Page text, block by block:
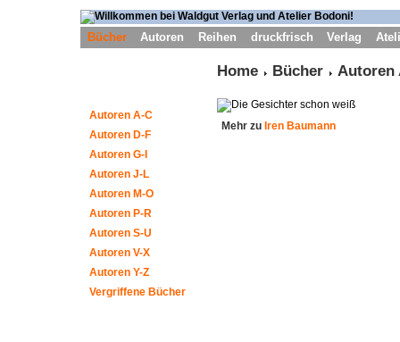
Bücher Autoren Reihen druckfrisch Verlag
Autoren A-C
Autoren D-F
Autoren G-I
Autoren J-L
Autoren M-O
Autoren P-R
Autoren S-U
Autoren V-X
Autoren Y-Z
Vergriffene Bücher
Home Bücher Autoren
Mehr zu Iren Baumann